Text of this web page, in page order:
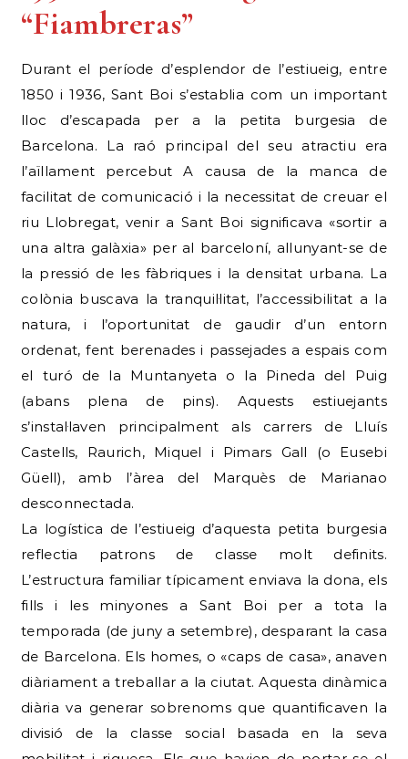
“Fiambreras”
Durant el període d’esplendor de l’estiueig, entre
1850 i 1936, Sant Boi s’establia com un important
lloc d’escapada per a la petita burgesia de
Barcelona. La raó principal del seu atractiu era
l’aïllament percebut A causa de la manca de
facilitat de comunicació i la necessitat de creuar el
riu Llobregat, venir a Sant Boi significava «sortir a
una altra galàxia» per al barceloní, allunyant-se de
la pressió de les fàbriques i la densitat urbana. La
colònia buscava la tranquil·litat, l’accessibilitat a la
natura, i l’oportunitat de gaudir d’un entorn
ordenat, fent berenades i passejades a espais com
el turó de la Muntanyeta o la Pineda del Puig
(abans plena de pins). Aquests estiuejants
s’instal·laven principalment als carrers de Lluís
Castells, Raurich, Miquel i Pimars Gall (o Eusebi
Güell), amb l’àrea del Marquès de Marianao
desconnectada.
La logística de l’estiueig d’aquesta petita burgesia
reflectia patrons de classe molt definits.
L’estructura familiar típicament enviava la dona, els
fills i les minyones a Sant Boi per a tota la
temporada (de juny a setembre), desparant la casa
de Barcelona. Els homes, o «caps de casa», anaven
diàriament a treballar a la ciutat. Aquesta dinàmica
diària va generar sobrenoms que quantificaven la
divisió de la classe social basada en la seva